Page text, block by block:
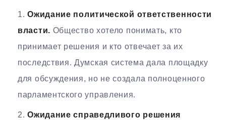
Ожидание политической ответственности
власти. Общество хотело понимать, кто
принимает решения и кто отвечает за их
последствия. Думская система дала площадку
для обсуждения, но не создала полноценного
парламентского управления.
Ожидание справедливого решения